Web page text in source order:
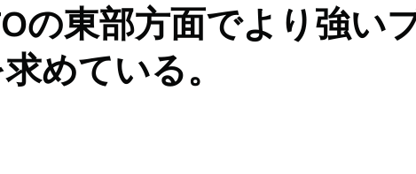
の東部方面でより強い
めている。